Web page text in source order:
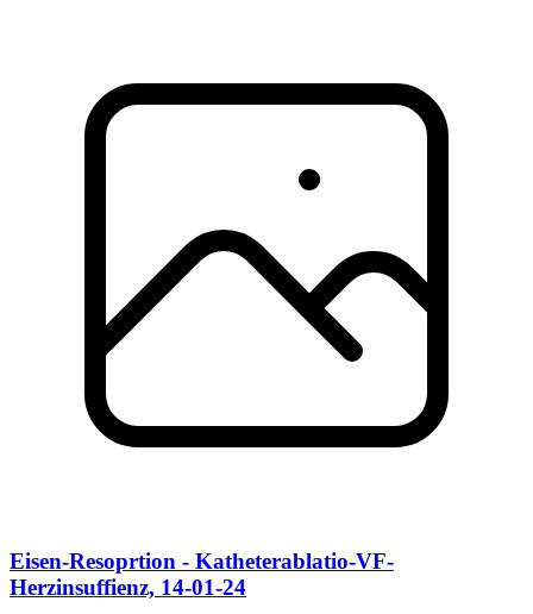
Eisen-Resoprtion - Katheterablatio-VF-
Herzinsuffienz, 14-01-24